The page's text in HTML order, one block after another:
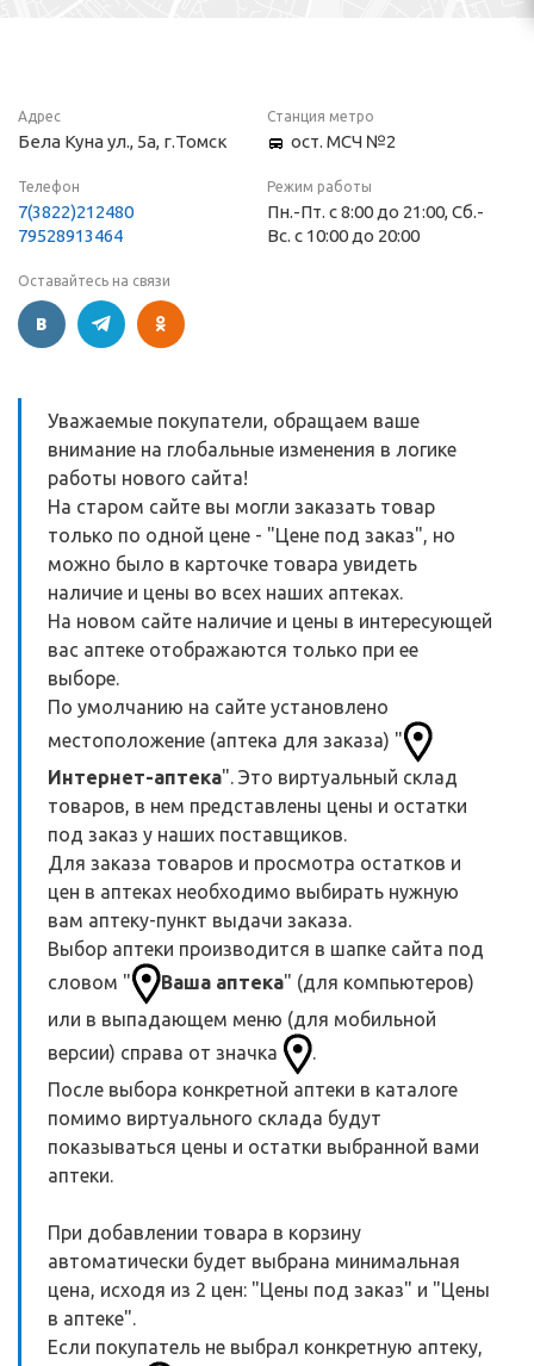
Адрес
Бела Куна ул., 5а, г.Томск
Станция метро
ост. МСЧ №2
Телефон
7(3822)212480
79528913464
Режим работы
Пн.-Пт. с 8:00 до 21:00, Сб.-
Вс. c 10:00 до 20:00
Оставайтесь на связи
Уважаемые покупатели, обращаем ваше
внимание на глобальные изменения в логике
работы нового сайта!
На старом сайте вы могли заказать товар
только по одной цене - "Цене под заказ", но
можно было в карточке товара увидеть
наличие и цены во всех наших аптеках.
На новом сайте наличие и цены в интересующей
вас аптеке отображаются только при ее
выборе.
По умолчанию на сайте установлено
местоположение (аптека для заказа) "
Интернет-аптека". Это виртуальный склад
товаров, в нем представлены цены и остатки
под заказ у наших поставщиков.
Для заказа товаров и просмотра остатков и
цен в аптеках необходимо выбирать нужную
вам аптеку-пункт выдачи заказа.
Выбор аптеки производится в шапке сайта под
словом "
Ваша аптека" (для компьютеров)
или в выпадающем меню (для мобильной
версии) справа от значка
.
После выбора конкретной аптеки в каталоге
помимо виртуального склада будут
показываться цены и остатки выбранной вами
аптеки.
При добавлении товара в корзину
автоматически будет выбрана минимальная
цена, исходя из 2 цен: "Цены под заказ" и "Цены
в аптеке".
Если покупатель не выбрал конкретную аптеку,